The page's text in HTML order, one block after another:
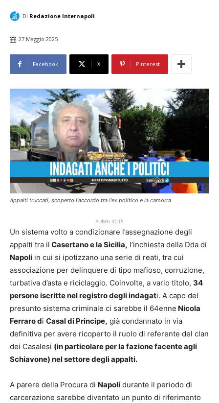
Di Redazione Internapoli
27 Maggio 2025
Facebook X Pinterest
Appalti truccati, scoperto l'accordo tra l'ex politico e la camorra
PUBBLICITÀ
Un sistema volto a condizionare l’assegnazione degli
appalti tra il Casertano e la Sicilia, l’inchiesta della Dda di
Napoli in cui si ipotizzano una serie di reati, tra cui
associazione per delinquere di tipo mafioso, corruzione,
turbativa d’asta e riciclaggio. Coinvolte, a vario titolo, 34
persone iscritte nel registro degli indagati. A capo del
presunto sistema criminale ci sarebbe il 64enne Nicola
Ferraro di Casal di Principe, già condannato in via
definitiva per avere ricoperto il ruolo di referente del clan
dei Casalesi (in particolare per la fazione facente agli
Schiavone) nel settore degli appalti.
A parere della Procura di Napoli durante il periodo di
carcerazione sarebbe diventato un punto di riferimento